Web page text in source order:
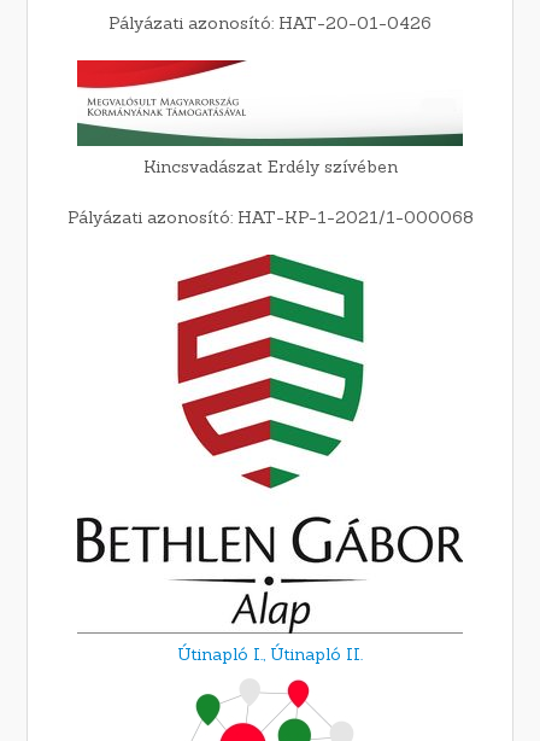
Pályázati azonosító: HAT-20-01-0426
Kincsvadászat Erdély szívében
Pályázati azonosító: HAT-KP-1-2021/1-000068
Útinapló I., Útinapló II.